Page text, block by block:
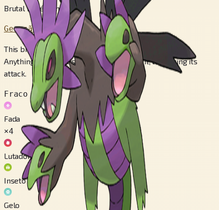
Brutal Pokémon
Geração 5
This brutal Pokémon travels the skies on its six wings.
Anything that moves seems like a foe to it, triggering its
attack.
Fraco contra
Fada
×4
Lutador
Inseto
Gelo